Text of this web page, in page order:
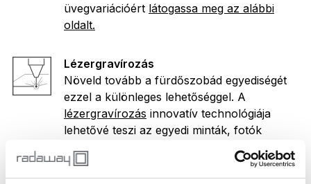
üvegvariációért látogassa meg az alábbi
oldalt.
Lézergravírozás
Növeld tovább a fürdőszobád egyediségét
ezzel a különleges lehetőséggel. A
lézergravírozás innovatív technológiája
lehetővé teszi az egyedi minták, fotók